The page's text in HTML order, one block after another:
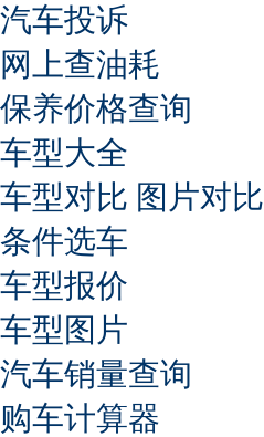
汽车投诉
网上查油耗
保养价格查询
车型大全
车型对比 图片对比
条件选车
车型报价
车型图片
汽车销量查询
购车计算器